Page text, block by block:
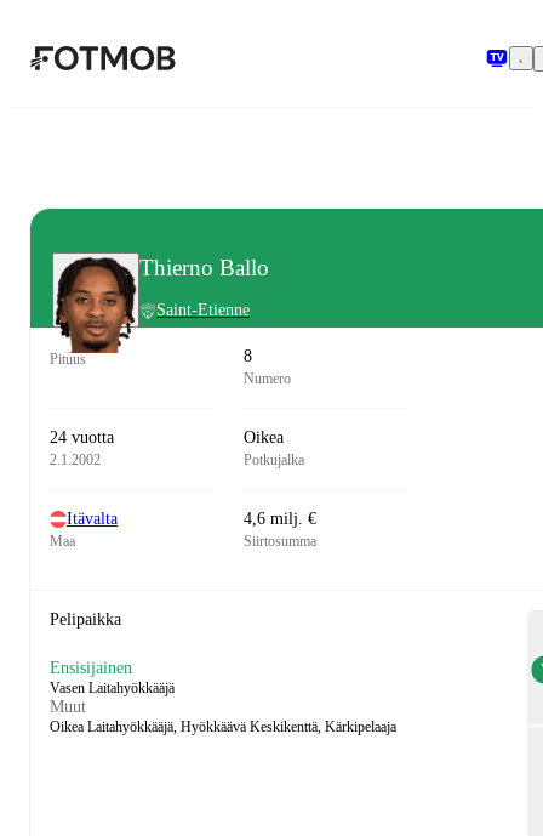
Thierno Ballo
Saint-Etienne
Pituus 8
Numero
24 vuotta
2.1.2002
Oikea
Potkujalka
Itävalta
Maa
4,6 milj. €
Siirtosumma
Pelipaikka
Ensisijainen
Vasen Laitahyökkääjä
Muut
Oikea Laitahyökkääjä, Hyökkäävä Keskikenttä, Kärkipelaaja